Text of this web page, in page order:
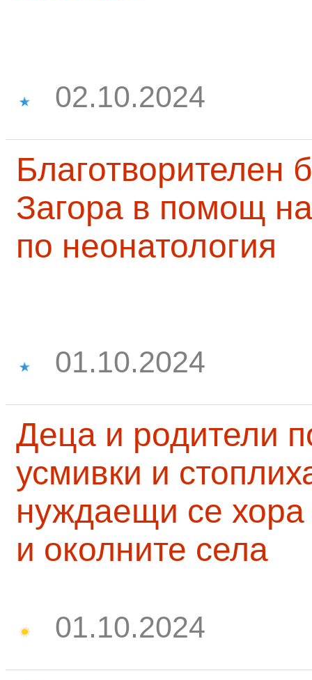
02.10.2024
Благотворителен
Загора в помощ
по неонатология
01.10.2024
Деца и родители
усмивки и
нуждаещи се
и околните села
01.10.2024